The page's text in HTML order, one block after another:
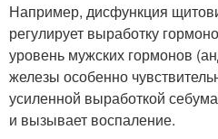
Например, дисфункция
регулирует выработку
уровень мужских гормонов
железы особенно
усиленной выработкой
и вызывает воспаление.